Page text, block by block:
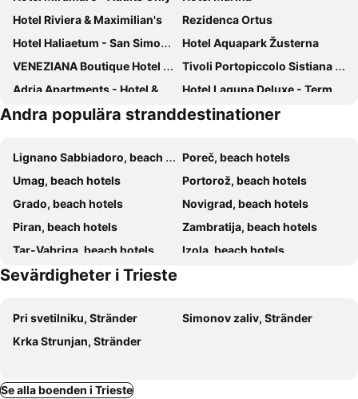
Hotel Riviera & Maximilian's
Rezidenca Ortus
Hotel Haliaetum - San Simon Resort
Hotel Aquapark Žusterna
VENEZIANA Boutique Hotel Superior
Tivoli Portopiccolo Sistiana Wellness Resort & Spa
Adria Apartments - Hotel & Resort Adria Ankaran
Hotel Laguna Deluxe - Terme Krka
Hotel Mignon
Villa Andor
Villas - Hotel & Resort Adria Ankaran
Villas with Balcony or Terrace - Hotel & Resort Adria Ankaran
Dolcemente Garni Hotel Superior
Hotel Delfin
Stella Maris Pastoralni Dom
Vile - Terme Krka
Hotel Aurora Duino
Hotel Lavender - Oleander Resort
Hotel Salinera
Andra populära stranddestinationer
Lignano Sabbiadoro, beach hotels
Poreč, beach hotels
Umag, beach hotels
Portorož, beach hotels
Grado, beach hotels
Novigrad, beach hotels
Piran, beach hotels
Zambratija, beach hotels
Tar-Vabriga, beach hotels
Izola, beach hotels
Strunjan, beach hotels
Ankaran, beach hotels
Aquileia, beach hotels
Monfalcone, beach hotels
Marano Lagunare, beach hotels
Sevärdigheter i Trieste
Pri svetilniku, Stränder
Simonov zaliv, Stränder
Krka Strunjan, Stränder
Se alla boenden i Trieste